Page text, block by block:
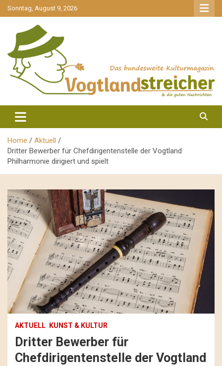
gehe
zum
Sonntag, August 9, 2026
Vogtlandstreicher
Home
Aktuell
Dritter Bewerber für Chefdirigentenstelle der Vogtland
Philharmonie dirigiert und spielt
AKTUELL KUNST & KULTUR
Dritter Bewerber für
Chefdirigentenstelle der Vogtland